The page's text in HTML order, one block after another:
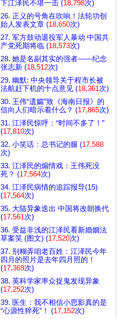
下江泽民不堪一击 (18,798次)
26. 正义的号角在吹响！法轮功创
始人发表文章 (18,650次)
27. 军方鼓动退役军人暴动 中国共
产党死期将临 (18,573次)
28. 她是名副其实的强者——纪念
张志新 (18,512次)
29. 幽默: 中央领导关于程市长被
法航赶下机的十点意见 (18,361次)
30. 王伟“遗孀”致《海南日报》的
信向人们暗示着什么？ (17,865次)
31. 江泽民惊呼：“时间不多了！”
(17,810次)
32. 小笑话：总书记的腿 (17,588
次)
33. 江泽民的煽情戏：王伟死没
死？ (17,564次)
34. 江泽民病情的追踪报导(15)
(17,564次)
35. 大陆异象迭出 中国将改朝换代
(17,561次)
36. 受益非浅的江泽民看新婚姻法
草案笑 (图文) (17,520次)
37. 别糊弄咱老百姓：江泽民今年
四月的照片是去年四月照的！
(17,369次)
38. 英科学家率众捉鬼发现异象
(17,252次)
39. 医生：我不相信小思影真的是
“心源性猝死”！ (17,152次)